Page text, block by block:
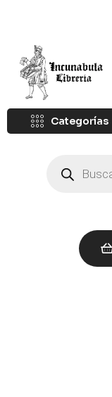
Categorías